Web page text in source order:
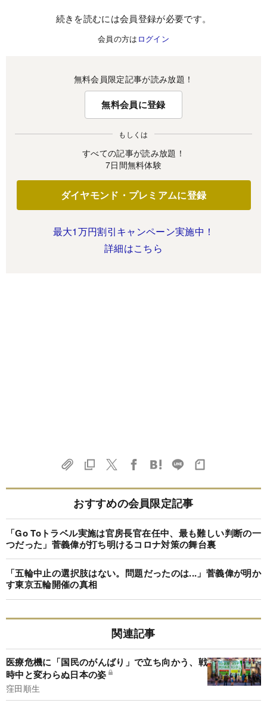
続きを読むには会員登録が必要です。
会員の方は ログイン
無料会員限定記事が読み放題！
無料会員に登録
もしくは
すべての記事が読み放題！
7日間無料体験
ダイヤモンド・プレミアムに登録
最大1万円割引キャンペーン実施中！
詳細はこちら
おすすめの会員限定記事
「Go Toトラベル実施は官房長官在任中、最も難しい判断の一
つだった」菅義偉が打ち明けるコロナ対策の舞台裏
「五輪中止の選択肢はない。問題だったのは...」菅義偉が明か
す東京五輪開催の真相
関連記事
医療危機に「国民のがんばり」で立ち向かう、戦
時中と変わらぬ日本の姿
窪田順生